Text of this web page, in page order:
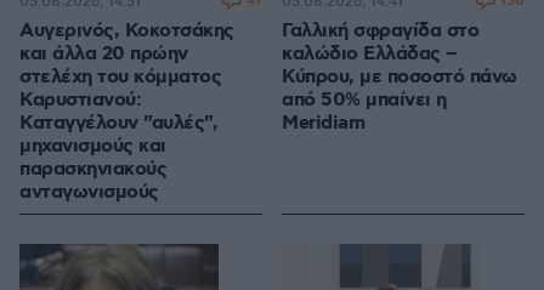
Αυγερινός, Κοκοτσάκης
και άλλα 20 πρώην
στελέχη του κόμματος
Καρυστιανού:
Καταγγέλουν "αυλές",
μηχανισμούς και
παρασκηνιακούς
ανταγωνισμούς
Γαλλική σφραγίδα στο
καλώδιο Ελλάδας –
Κύπρου, με ποσοστό πάνω
από 50% μπαίνει η
Meridiam